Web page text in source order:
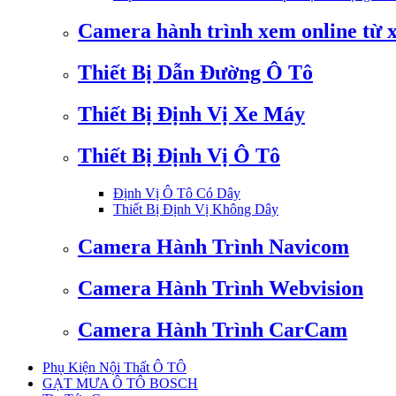
Camera hành trình xem online từ
Thiết Bị Dẫn Đường Ô Tô
Thiết Bị Định Vị Xe Máy
Thiết Bị Định Vị Ô Tô
Định Vị Ô Tô Có Dây
Thiết Bị Định Vị Không Dây
Camera Hành Trình Navicom
Camera Hành Trình Webvision
Camera Hành Trình CarCam
Phụ Kiện Nội Thất Ô TÔ
GẠT MƯA Ô TÔ BOSCH